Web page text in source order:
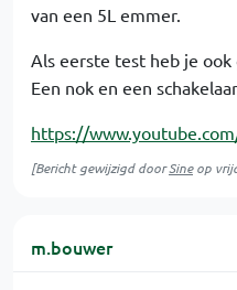
van een 5L emmer.
Als eerste test heb je
Een nok en een
https://
[Bericht gewijzigd doorSineop
m.bouwer